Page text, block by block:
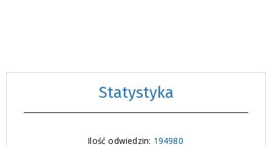
Statystyka
Ilość odwiedzin: 194980